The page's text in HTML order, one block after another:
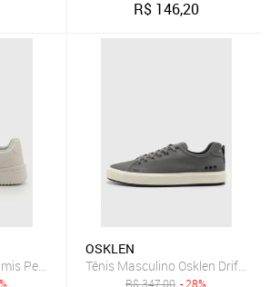
R$ 146,20
Peak Road Bege
OSKLEN
Tênis Masculino Osklen Drift
R$347,00 - 28%